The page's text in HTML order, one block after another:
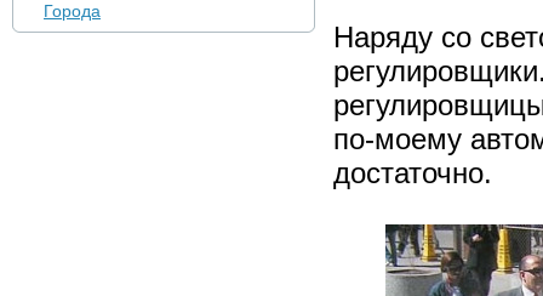
Города
Наряду со
по-моему
достаточно.